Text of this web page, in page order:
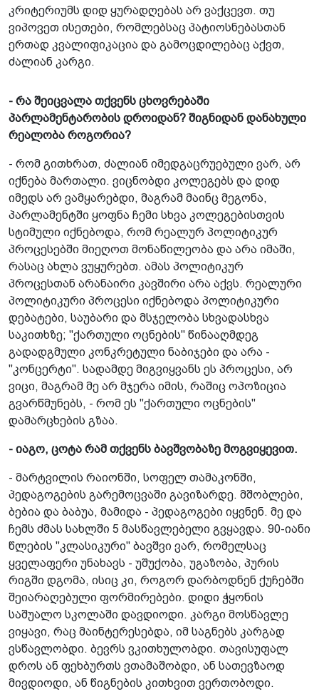
კრიტერიუმს დიდ ყურადღებას არ ვაქცევთ. თუ
ვიპოვეთ ისეთები, რომლებსაც პატიოსნებასთან
ერთად კვალიფიკაცია და გამოცდილებაც აქვთ,
ძალიან კარგი.
- რა შეიცვალა თქვენს ცხოვრებაში
პარლამენტარობის დროიდან? შიგნიდან დანახული
რეალობა როგორია?
- რომ გითხრათ, ძალიან იმედგაცრუებული ვარ, არ
იქნება მართალი. ვიცნობდი კოლეგებს და დიდ
იმედს არ ვამყარებდი, მაგრამ მაინც მეგონა,
პარლამენტში ყოფნა ჩემი სხვა კოლეგებისთვის
სტიმული იქნებოდა, რომ რეალურ პოლიტიკურ
პროცესებში მიეღოთ მონაწილეობა და არა იმაში,
რასაც ახლა ვუყურებთ. ამას პოლიტიკურ
პროცესთან არანაირი კავშირი არა აქვს. რეალური
პოლიტიკური პროცესი იქნებოდა პოლიტიკური
დებატები, საუბარი და მსჯელობა სხვადასხვა
საკითხზე; "ქართული ოცნების" წინააღმდეგ
გადადგმული კონკრეტული ნაბიჯები და არა -
"კონცერტი". სადამდე მიგვიყვანს ეს პროცესი, არ
ვიცი, მაგრამ მე არ მჯერა იმის, რაშიც ოპოზიცია
გვარწმუნებს, - რომ ეს "ქართული ოცნების"
დამარცხების გზაა.
- იაგო, ცოტა რამ თქვენს ბავშვობაზე მოგვიყევით.
- მარტვილის რაიონში, სოფელ თამაკონში,
პედაგოგების გარემოცვაში გავიზარდე. მშობლები,
ბებია და ბაბუა, მამიდა - პედაგოგები იყვნენ. მე და
ჩემს ძმას სახლში 5 მასწავლებელი გვყავდა. 90-იანი
წლების "კლასიკური" ბავშვი ვარ, რომელსაც
ყველაფერი უნახავს - უშუქობა, უგაზობა, პურის
რიგში დგომა, ისიც კი, როგორ დარბოდნენ ქუჩებში
შეიარაღებული ფორმირებები. დიდი ჭყონის
საშუალო სკოლაში დავდიოდი. კარგი მოსწავლე
ვიყავი, რაც მაინტერესებდა, იმ საგნებს კარგად
ვსწავლობდი. ბევრს ვკითხულობდი. თავისუფალ
დროს ან ფეხბურთს ვთამაშობდი, ან სათევზაოდ
მივდიოდი, ან წიგნების კითხვით ვერთობოდი.